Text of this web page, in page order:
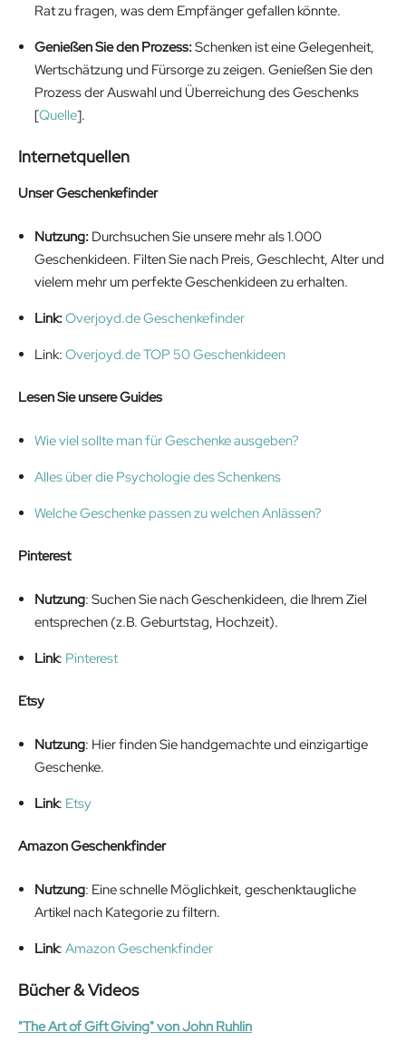
Rat zu fragen, was dem Empfänger gefallen könnte.
Genießen Sie den Prozess:Schenken ist eine Gelegenheit,
Wertschätzung und Fürsorge zu zeigen. Genießen Sie den
Prozess der Auswahl und Überreichung des Geschenks
[Quelle].
Internetquellen
Unser Geschenkefinder
Nutzung: Durchsuchen Sie unsere mehr als 1.000
Geschenkideen. Filten Sie nach Preis, Geschlecht, Alter und
vielem mehr um perfekte Geschenkideen zu erhalten.
Link:Overjoyd.de Geschenkefinder
Link: Overjoyd.de TOP 50 Geschenkideen
Lesen Sie unsere Guides
Wie viel sollte man für Geschenke ausgeben?
Alles über die Psychologie des Schenkens
Welche Geschenke passen zu welchen Anlässen?
Pinterest
Nutzung: Suchen Sie nach Geschenkideen, die Ihrem Ziel
entsprechen (z.B. Geburtstag, Hochzeit).
Link: Pinterest
Etsy
Nutzung: Hier finden Sie handgemachte und einzigartige
Geschenke.
Link: Etsy
Amazon Geschenkfinder
Nutzung: Eine schnelle Möglichkeit, geschenktaugliche
Artikel nach Kategorie zu filtern.
Link: Amazon Geschenkfinder
Bücher & Videos
"The Art of Gift Giving" von John Ruhlin